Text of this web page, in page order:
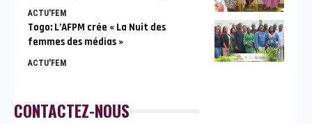
ACTU'FEM
Togo: L’AFPM crée « La Nuit des
femmes des médias »
ACTU'FEM
CONTACTEZ-NOUS